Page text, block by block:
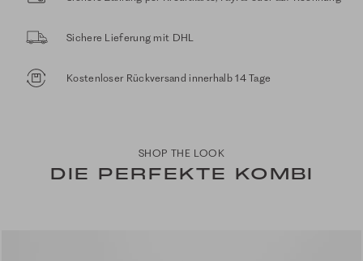
Sichere Lieferung mit DHL
Kostenloser Rückversand innerhalb 14 Tage
SHOP THE LOOK
DIE PERFEKTE KOMBI